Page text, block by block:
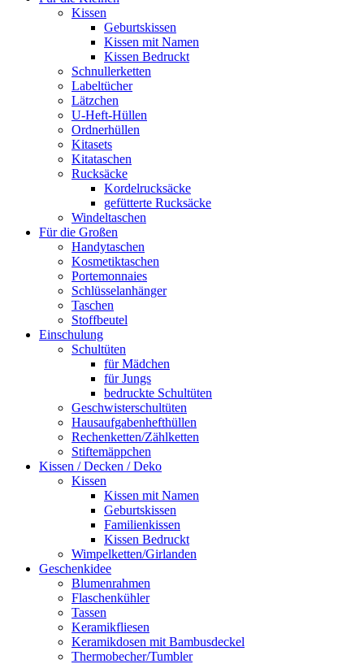
Kissen
Geburtskissen
Kissen mit Namen
Kissen Bedruckt
Schnullerketten
Labeltücher
Lätzchen
U-Heft-Hüllen
Ordnerhüllen
Kitasets
Kitataschen
Rucksäcke
Kordelrucksäcke
gefütterte Rucksäcke
Windeltaschen
Für die Großen
Handytaschen
Kosmetiktaschen
Portemonnaies
Schlüsselanhänger
Taschen
Stoffbeutel
Einschulung
Schultüten
für Mädchen
für Jungs
bedruckte Schultüten
Geschwisterschultüten
Hausaufgabenhefthüllen
Rechenketten/Zählketten
Stiftemäppchen
Kissen / Decken / Deko
Kissen
Kissen mit Namen
Geburtskissen
Familienkissen
Kissen Bedruckt
Wimpelketten/Girlanden
Geschenkidee
Blumenrahmen
Flaschenkühler
Tassen
Keramikfliesen
Keramikdosen mit Bambusdeckel
Thermobecher/Tumbler